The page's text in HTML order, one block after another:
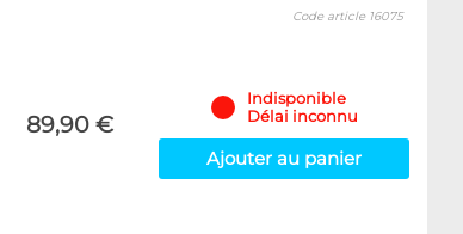
89,90 €
Code article 16075
Indisponible
Délai inconnu
Ajouter au panier